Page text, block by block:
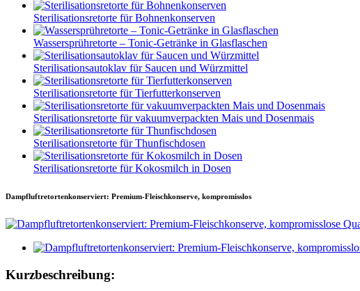
Sterilisationsretorte für Bohnenkonserven
Wassersprühretorte – Tonic-Getränke in Glasflaschen
Sterilisationsautoklav für Saucen und Würzmittel
Sterilisationsretorte für Tierfutterkonserven
Sterilisationsretorte für vakuumverpackten Mais und Dosenmais
Sterilisationsretorte für Thunfischdosen
Sterilisationsretorte für Kokosmilch in Dosen
Dampfluftretortenkonserviert: Premium-Fleischkonserve, kompromisslos
Kurzbeschreibung: